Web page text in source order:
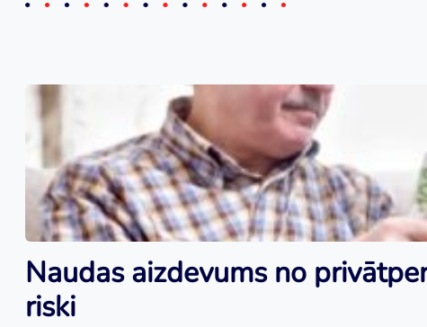
Naudas aizdevums no
riski